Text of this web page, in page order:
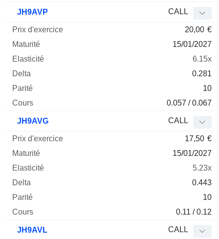
JH9AVP CALL
20,00 €
15/01/2027
6.15x
0.281
10
0.057 / 0.067
JH9AVG CALL
17,50 €
15/01/2027
5.23x
0.443
10
0.11 / 0.12
JH9AVL CALL